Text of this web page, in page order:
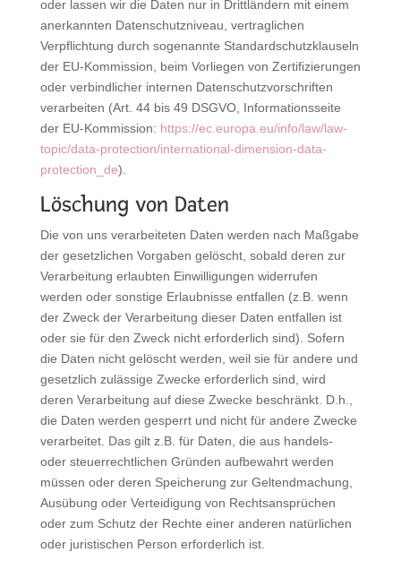
oder lassen wir die Daten nur in Drittländern mit einem
anerkannten Datenschutzniveau, vertraglichen
Verpflichtung durch sogenannte Standardschutzklauseln
der EU-Kommission, beim Vorliegen von Zertifizierungen
oder verbindlicher internen Datenschutzvorschriften
verarbeiten (Art. 44 bis 49 DSGVO, Informationsseite
der EU-Kommission: https://ec.europa.eu/info/law/law-
topic/data-protection/international-dimension-data-
protection_de).
Löschung von Daten
Die von uns verarbeiteten Daten werden nach Maßgabe
der gesetzlichen Vorgaben gelöscht, sobald deren zur
Verarbeitung erlaubten Einwilligungen widerrufen
werden oder sonstige Erlaubnisse entfallen (z.B. wenn
der Zweck der Verarbeitung dieser Daten entfallen ist
oder sie für den Zweck nicht erforderlich sind). Sofern
die Daten nicht gelöscht werden, weil sie für andere und
gesetzlich zulässige Zwecke erforderlich sind, wird
deren Verarbeitung auf diese Zwecke beschränkt. D.h.,
die Daten werden gesperrt und nicht für andere Zwecke
verarbeitet. Das gilt z.B. für Daten, die aus handels-
oder steuerrechtlichen Gründen aufbewahrt werden
müssen oder deren Speicherung zur Geltendmachung,
Ausübung oder Verteidigung von Rechtsansprüchen
oder zum Schutz der Rechte einer anderen natürlichen
oder juristischen Person erforderlich ist.